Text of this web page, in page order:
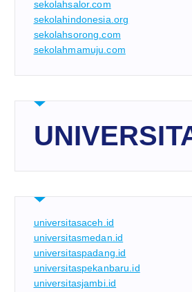
sekolahsalor.com
sekolahindonesia.org
sekolahsorong.com
sekolahmamuju.com
universitasaceh.id
universitasmedan.id
universitaspadang.id
universitaspekanbaru.id
universitasjambi.id